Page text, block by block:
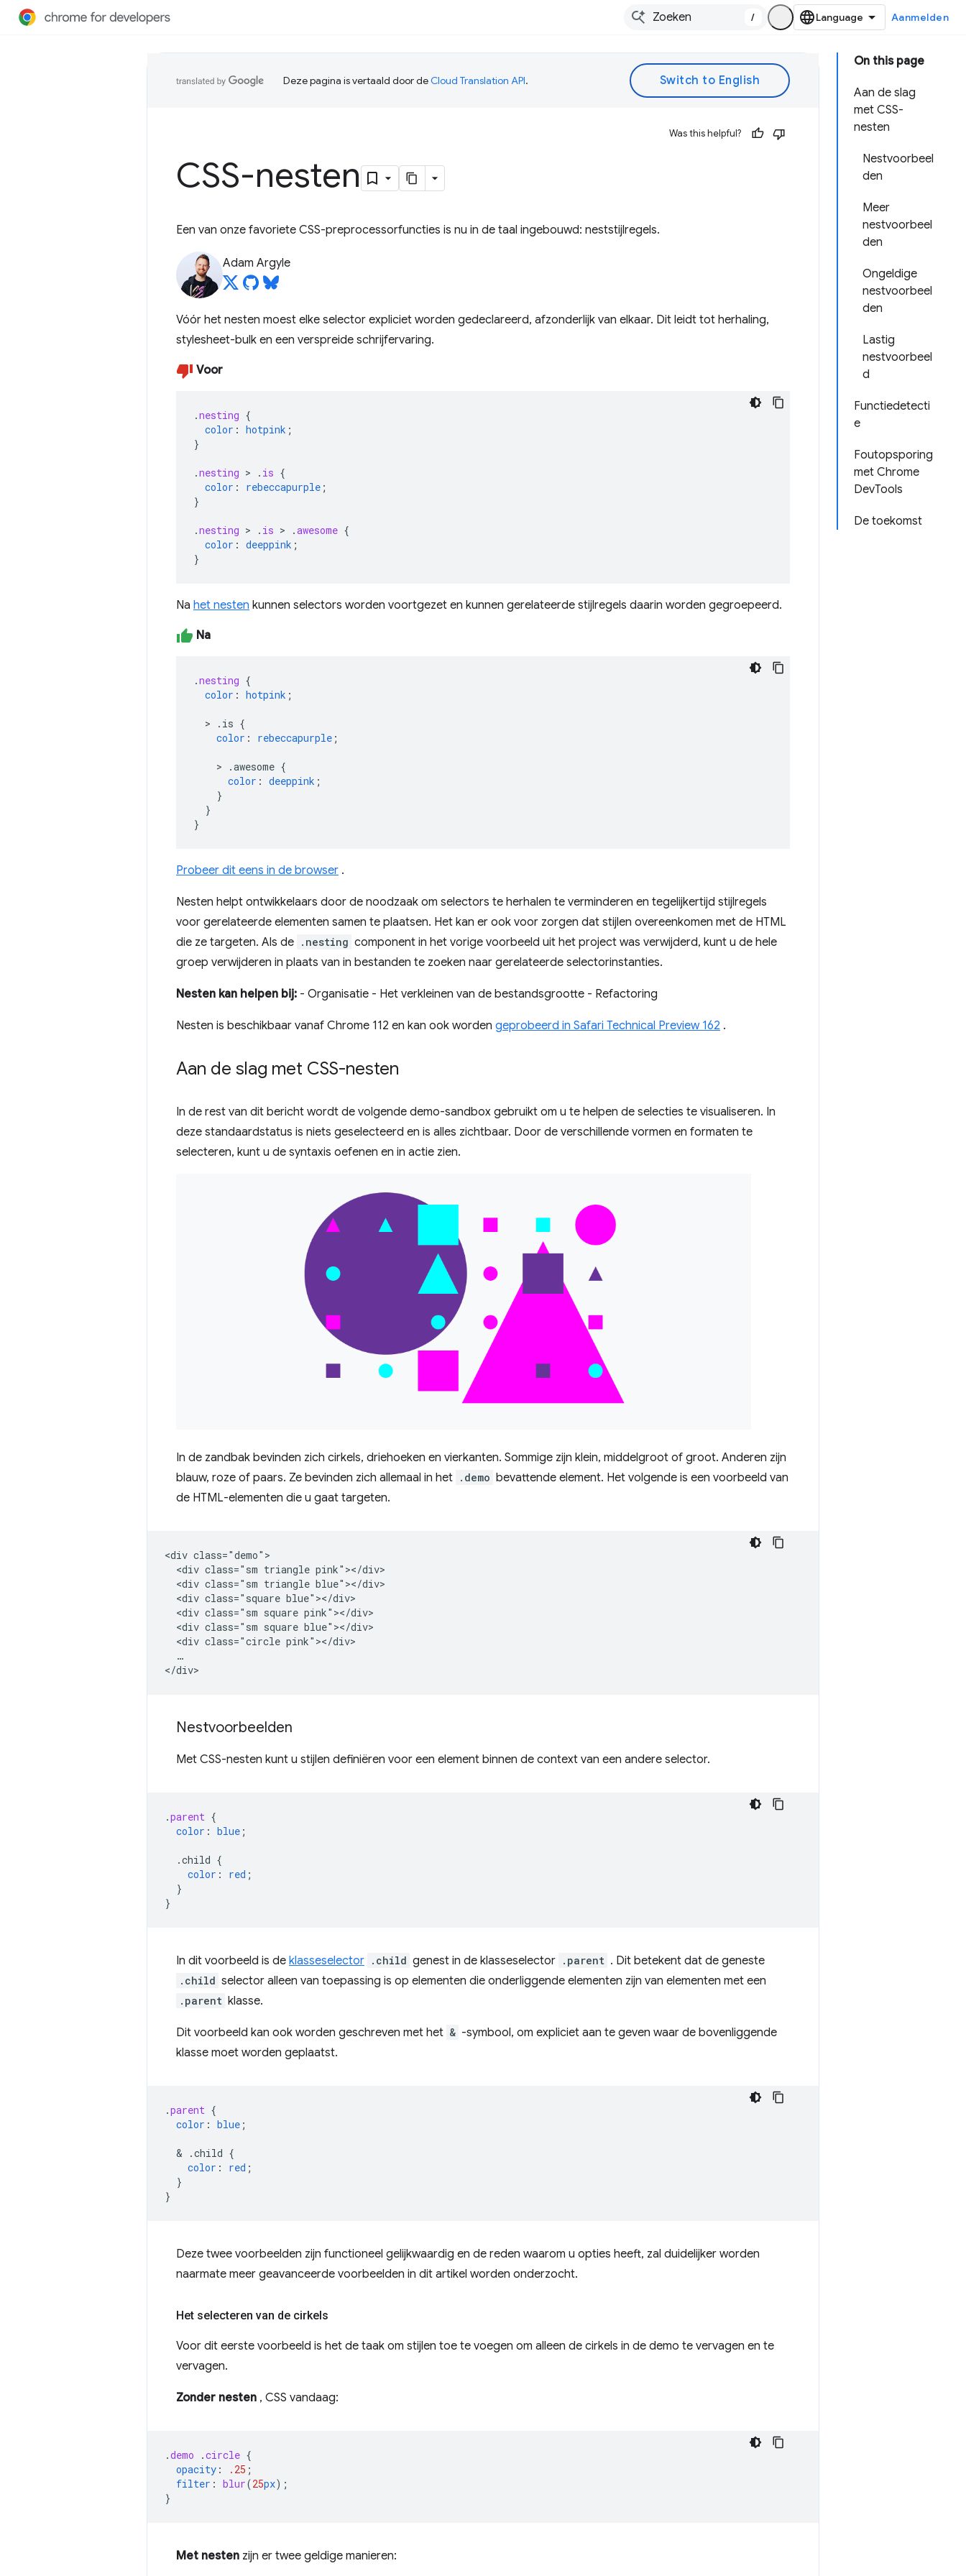
/ Aanmelden
On this page
Aan de slag
met CSS-
nesten
Nestvoorbeel
den
Meer
nestvoorbeel
den
Ongeldige
nestvoorbeel
den
Lastig
nestvoorbeel
d
Functiedetecti
e
Foutopsporing
met Chrome
DevTools
De toekomst
Deze pagina is vertaald door deCloud Translation API.
Was this helpful?
CSS-nesten
Een van onze favoriete CSS-preprocessorfuncties is nu in de taal ingebouwd: neststijlregels.
Adam Argyle
Vóór het nesten moest elke selector expliciet worden gedeclareerd, afzonderlijk van elkaar. Dit leidt tot herhaling,
stylesheet-bulk en een verspreide schrijfervaring.
Voor
.nesting {
color : hotpink ;
}
.nesting > . is {
color : rebeccapurple ;
}
.nesting > . is > .awesome {
color : deeppink ;
}
Na het nesten kunnen selectors worden voortgezet en kunnen gerelateerde stijlregels daarin worden gegroepeerd.
Na
.nesting {
color : hotpink ;
> .is {
color : rebeccapurple ;
> .awesome {
color : deeppink ;
}
}
}
Probeer dit eens in de browser .
Nesten helpt ontwikkelaars door de noodzaak om selectors te herhalen te verminderen en tegelijkertijd stijlregels
voor gerelateerde elementen samen te plaatsen. Het kan er ook voor zorgen dat stijlen overeenkomen met de HTML
die ze targeten. Als de .nesting component in het vorige voorbeeld uit het project was verwijderd, kunt u de hele
groep verwijderen in plaats van in bestanden te zoeken naar gerelateerde selectorinstanties.
Nesten kan helpen bij: - Organisatie - Het verkleinen van de bestandsgrootte - Refactoring
Nesten is beschikbaar vanaf Chrome 112 en kan ook worden geprobeerd in Safari Technical Preview 162 .
Aan de slag met CSS-nesten
In de rest van dit bericht wordt de volgende demo-sandbox gebruikt om u te helpen de selecties te visualiseren. In
deze standaardstatus is niets geselecteerd en is alles zichtbaar. Door de verschillende vormen en formaten te
selecteren, kunt u de syntaxis oefenen en in actie zien.
In de zandbak bevinden zich cirkels, driehoeken en vierkanten. Sommige zijn klein, middelgroot of groot. Anderen zijn
blauw, roze of paars. Ze bevinden zich allemaal in het .demo bevattende element. Het volgende is een voorbeeld van
de HTML-elementen die u gaat targeten.
<div class="demo">
  <div class="sm triangle pink"></div>
  <div class="sm triangle blue"></div>
  <div class="square blue"></div>
  <div class="sm square pink"></div>
  <div class="sm square blue"></div>
  <div class="circle pink"></div>
  …
Nestvoorbeelden
Met CSS-nesten kunt u stijlen definiëren voor een element binnen de context van een andere selector.
.parent {
color : blue ;
.child {
color : red ;
}
}
In dit voorbeeld is de klasseselector .child genest in de klasseselector .parent . Dit betekent dat de geneste
.child selector alleen van toepassing is op elementen die onderliggende elementen zijn van elementen met een
.parent klasse.
Dit voorbeeld kan ook worden geschreven met het & -symbool, om expliciet aan te geven waar de bovenliggende
klasse moet worden geplaatst.
.parent {
color : blue ;
  &
.child {
color : red ;
}
}
Deze twee voorbeelden zijn functioneel gelijkwaardig en de reden waarom u opties heeft, zal duidelijker worden
naarmate meer geavanceerde voorbeelden in dit artikel worden onderzocht.
Het selecteren van de cirkels
Voor dit eerste voorbeeld is het de taak om stijlen toe te voegen om alleen de cirkels in de demo te vervagen en te
vervagen.
Zonder nesten , CSS vandaag:
.demo .circle {
opacity : .25 ;
filter : blur(25px);
}
Met nesten zijn er twee geldige manieren: